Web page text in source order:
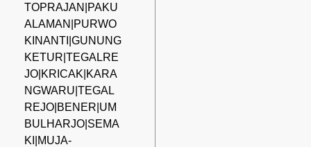
TOPRAJAN|PAKU
ALAMAN|PURWO
KINANTI|GUNUNG
KETUR|TEGALRE
JO|KRICAK|KARA
NGWARU|TEGAL
REJO|BENER|UM
BULHARJO|SEMA
KI|MUJA-